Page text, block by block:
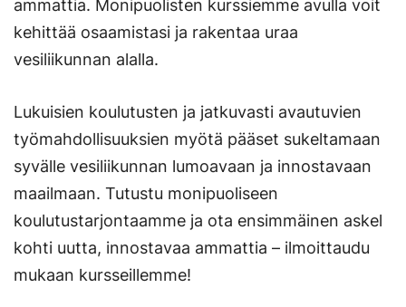
ammattia. Monipuolisten kurssiemme avulla voit
kehittää osaamistasi ja rakentaa uraa
vesiliikunnan alalla.
Lukuisien koulutusten ja jatkuvasti avautuvien
työmahdollisuuksien myötä pääset sukeltamaan
syvälle vesiliikunnan lumoavaan ja innostavaan
maailmaan. Tutustu monipuoliseen
koulutustarjontaamme ja ota ensimmäinen askel
kohti uutta, innostavaa ammattia – ilmoittaudu
mukaan kursseillemme!